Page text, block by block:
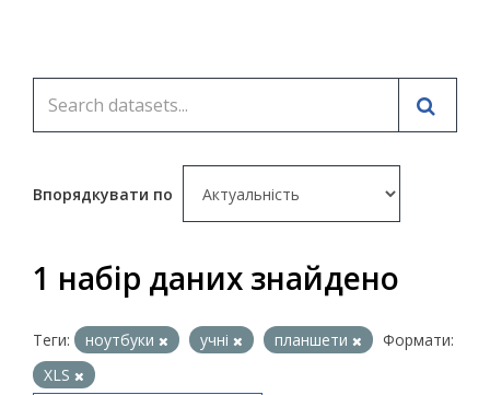
Впорядкувати по
1 набір даних знайдено
Теги: ноутбуки учні планшети
Формати:
XLS